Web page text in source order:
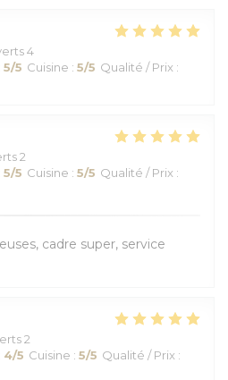
4
5/5 Cuisine : 5/5 Qualité / Prix :
2
5/5 Cuisine : 5/5 Qualité / Prix :
cadre super, service
2
4/5 Cuisine : 5/5 Qualité / Prix :